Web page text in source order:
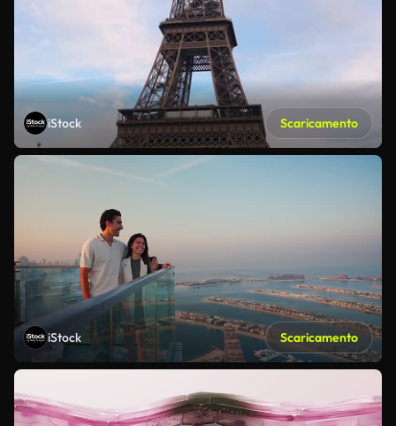
iStock Scaricamento
iStock Scaricamento